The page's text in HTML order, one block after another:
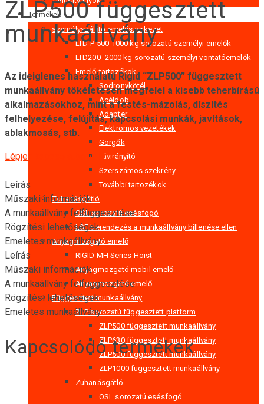
Termékek
személyszállító emelőszerkezet
LTD-P 500-1000 kg sorozatú személyi emelők
LTD200 -2000 kg sorozatú személyi vontatóemelők
Emelő-tartozékok
Sodronykötél
Acéldob
Adapter
Elektromos vezetékek
Görgők
Távirányító
Szerszámos szekrény
További tartozékok
Zuhanásgátló
OSL sorozatú esésfogó
LSF berendezés a munkaállvány billenése ellen
Anyagmozgató emelő
RIGID MH Series Hoist
Anyagmozgató mobil emelő
Anyagmozgató emelő
Függesztett munkaállvány
ZLP sorozatú függesztett platform
ZLP500 függesztett munkaállvány
ZLP630 függesztett munkaállvány
ZLP500 függesztett munkaállvány
ZLP1000 függesztett munkaállvány
Zuhanásgátló
OSL sorozatú esésfogó
ZLP500 függesztett
munkaállvány
Az ideiglenes használatú Rigid “ZLP500” függesztett
munkaállvány tökéletesen megfelel a kisebb teherbírású
alkalmazásokhoz, mint a festés-mázolás, díszítés
felhelyezése, felújítás, kapcsolási munkák, javítások,
ablakmosás, stb.
Lépjen kapcsolatba velünk
Leírás
Műszaki információk
A munkaállvány felfüggesztése
Rögzítési lehetőségek
Emeletes munkaállvány
Leírás
Műszaki információk
A munkaállvány felfüggesztése
Rögzítési lehetőségek
Emeletes munkaállvány
Kapcsolódó termékek